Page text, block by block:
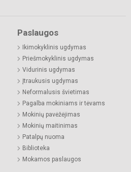
Paslaugos
Ikimokyklinis ugdymas
Priešmokyklinis ugdymas
Vidurinis ugdymas
Įtraukusis ugdymas
Neformalusis švietimas
Pagalba mokiniams ir tėvams
Mokinių pavėžėjimas
Mokinių maitinimas
Patalpų nuoma
Biblioteka
Mokamos paslaugos